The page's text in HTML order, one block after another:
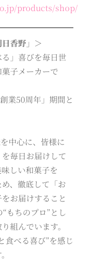
products/shop/
香野」＞
」喜びを毎日世
子メーカーで
業50周年」期間と
中心に、皆様に
を毎日お届けして
しい和菓子を
、徹底して「お
お届けすること
もちのプロ”とし
組んでいます。
食べる喜び”を感じ